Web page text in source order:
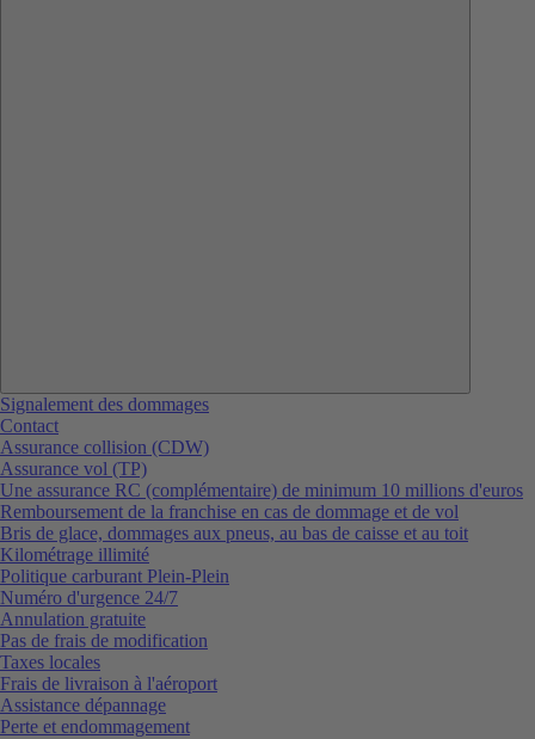
Signalement des dommages
Contact
Assurance collision (CDW)
Assurance vol (TP)
Une assurance RC (complémentaire) de minimum 10 millions d'euros
Remboursement de la franchise en cas de dommage et de vol
Bris de glace, dommages aux pneus, au bas de caisse et au toit
Kilométrage illimité
Politique carburant Plein-Plein
Numéro d'urgence 24/7
Annulation gratuite
Pas de frais de modification
Taxes locales
Frais de livraison à l'aéroport
Assistance dépannage
Perte et endommagement